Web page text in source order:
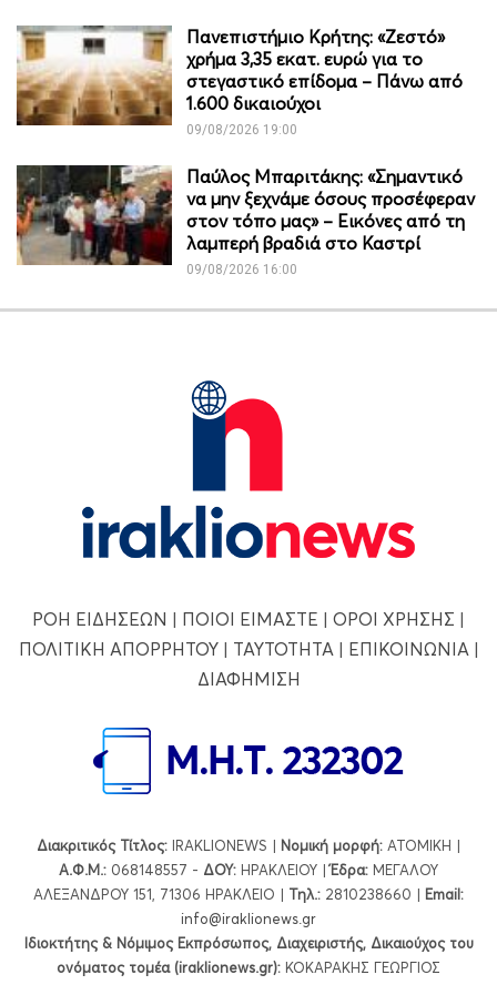
Πανεπιστήμιο Κρήτης: «Ζεστό»
χρήμα 3,35 εκατ. ευρώ για το
στεγαστικό επίδομα – Πάνω από
1.600 δικαιούχοι
09/08/2026 19:00
Παύλος Μπαριτάκης: «Σημαντικό
να μην ξεχνάμε όσους προσέφεραν
στον τόπο μας» – Εικόνες από τη
λαμπερή βραδιά στο Καστρί
09/08/2026 16:00
ΡΟΗ ΕΙΔΗΣΕΩΝ | ΠΟΙΟΙ ΕΙΜΑΣΤΕ | ΟΡΟΙ ΧΡΗΣΗΣ |
ΠΟΛΙΤΙΚΗ ΑΠΟΡΡΗΤΟΥ| ΤΑΥΤΟΤΗΤΑ| ΕΠΙΚΟΙΝΩΝΙΑ|
ΔΙΑΦΗΜΙΣΗ
Διακριτικός Τίτλος: IRAKLIONEWS | Νομική μορφή: ΑΤΟΜΙΚΗ |
Α.Φ.Μ.: 068148557 - ΔΟΥ: ΗΡΑΚΛΕΙΟΥ |Έδρα: ΜΕΓΑΛΟΥ
ΑΛΕΞΑΝΔΡΟΥ 151, 71306 ΗΡΑΚΛΕΙΟ | Τηλ.: 2810238660 | Εmail:
info@iraklionews.gr
Ιδιοκτήτης & Νόμιμος Εκπρόσωπος, Διαχειριστής, Δικαιούχος του
ονόματος τομέα (iraklionews.gr): ΚΟΚΑΡΑΚΗΣ ΓΕΩΡΓΙΟΣ